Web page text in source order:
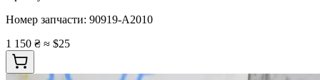
Номер запчасти: 90919-A2010
1 150 ₴ ≈ $25